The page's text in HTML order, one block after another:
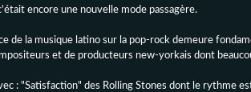
encore une nouvelle mode passagère.
de la musique latino sur la pop-rock demeure
et de producteurs new-yorkais dont
: "Satisfaction" des Rolling Stones dont le rythme